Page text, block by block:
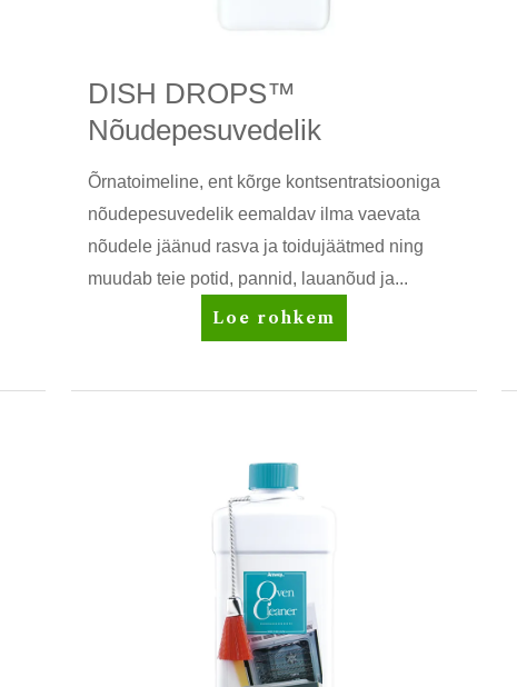
DISH DROPS™
Nõudepesuvedelik
Õrnatoimeline, ent kõrge kontsentratsiooniga
nõudepesuvedelik eemaldav ilma vaevata
nõudele jäänud rasva ja toidujäätmed ning
muudab teie potid, pannid, lauanõud ja...
DISH
DROPS™
Loe rohkem